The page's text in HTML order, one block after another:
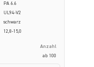
PA 6.6
UL94-V2
schwarz
12,8-15,0
Anzahl
ab 100